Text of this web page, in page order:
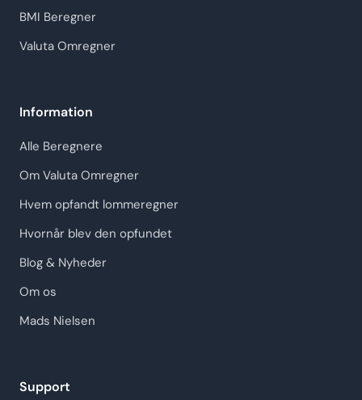
BMI Beregner
Valuta Omregner
Information
Alle Beregnere
Om Valuta Omregner
Hvem opfandt lommeregner
Hvornår blev den opfundet
Blog & Nyheder
Om os
Mads Nielsen
Support